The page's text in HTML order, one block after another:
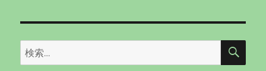
検
索:
検